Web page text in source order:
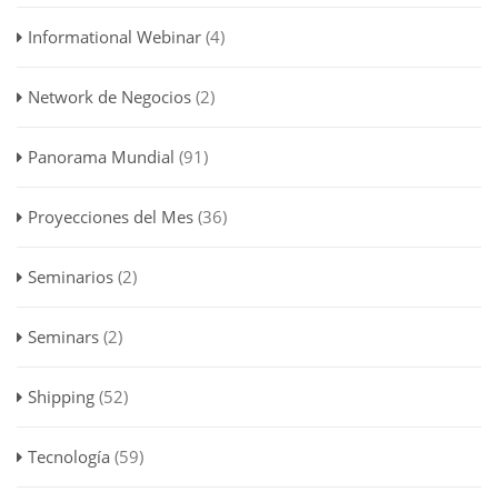
Informational Webinar (4)
Network de Negocios (2)
Panorama Mundial (91)
Proyecciones del Mes (36)
Seminarios (2)
Seminars (2)
Shipping (52)
Tecnología (59)